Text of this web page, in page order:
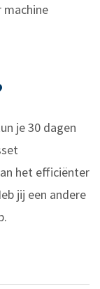
machine
je 30 dagen
het efficiënter
jij een andere